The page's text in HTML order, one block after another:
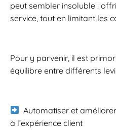
peut sembler insoluble :
service, tout en limitant les
Pour y parvenir, il est
équilibre entre différents
Automatiser et
à l’expérience client